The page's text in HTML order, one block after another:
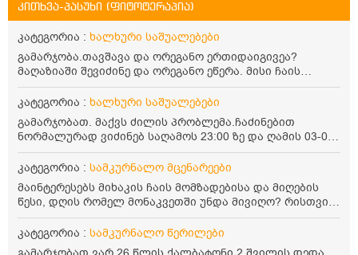
კითხვა-პასუხი (ფიტოტერაპია)
კატეგორია : ხალხური საშუალებები
გამარჯობა.თავშავა და ორეგანო ერთიდაიგივეა?
მაღაზიაში შევიძინე და ორეგანო ეწერა. მისი ჩაის
დალევის წესი მაინტერესებს.რისთვის არის კარგი?
წავიკითხე რომ: 1 ჭიქა თბილ წყალში ჩავყაროთ 1 ჩაის
კოვზი დაქუცმაცებული და გამხმარი ორეგანო და
გავაჩეროთ 10-15 წუთი, მივიღოთო ჭამიდან 1-2 საათში.
მიზანი: ანტიოქსიდანტური და ანთების საწინააღმდეგო
თვისება. სწორია ეს ინფორმაცია? უკუჩვენება რა აქვს
და ბრონქულ ასთმას თუ შველის ორეგანოს ჩაი?
კატეგორია : ხალხური საშუალებები
გამარჯობათ. მაქვს ძილის პრობლემა.ჩაძინებით
ნორმალურად ვიძინებ საღამოს 23:00 ზე და ღამის 03-00
ან 04:00 საათზე მეღვიძება და მერე ვერ ვიძინებ
ვერაფრით.რამე ხალხური საშუალება თუ არის ამ
პრობლემის მოსაგვარებლად
კატეგორია : სამკურნალო მცენარეები
მაინტერესებს მიხაკის ჩაის მომზადებისა და მიღების
წესი, დღის რომელ მონაკვეთში უნდა მივიღო? რისთვის
არის სასარგებლო და უკუჩვენება თუ აქვს
კატეგორია : სამკურნალო წერილები